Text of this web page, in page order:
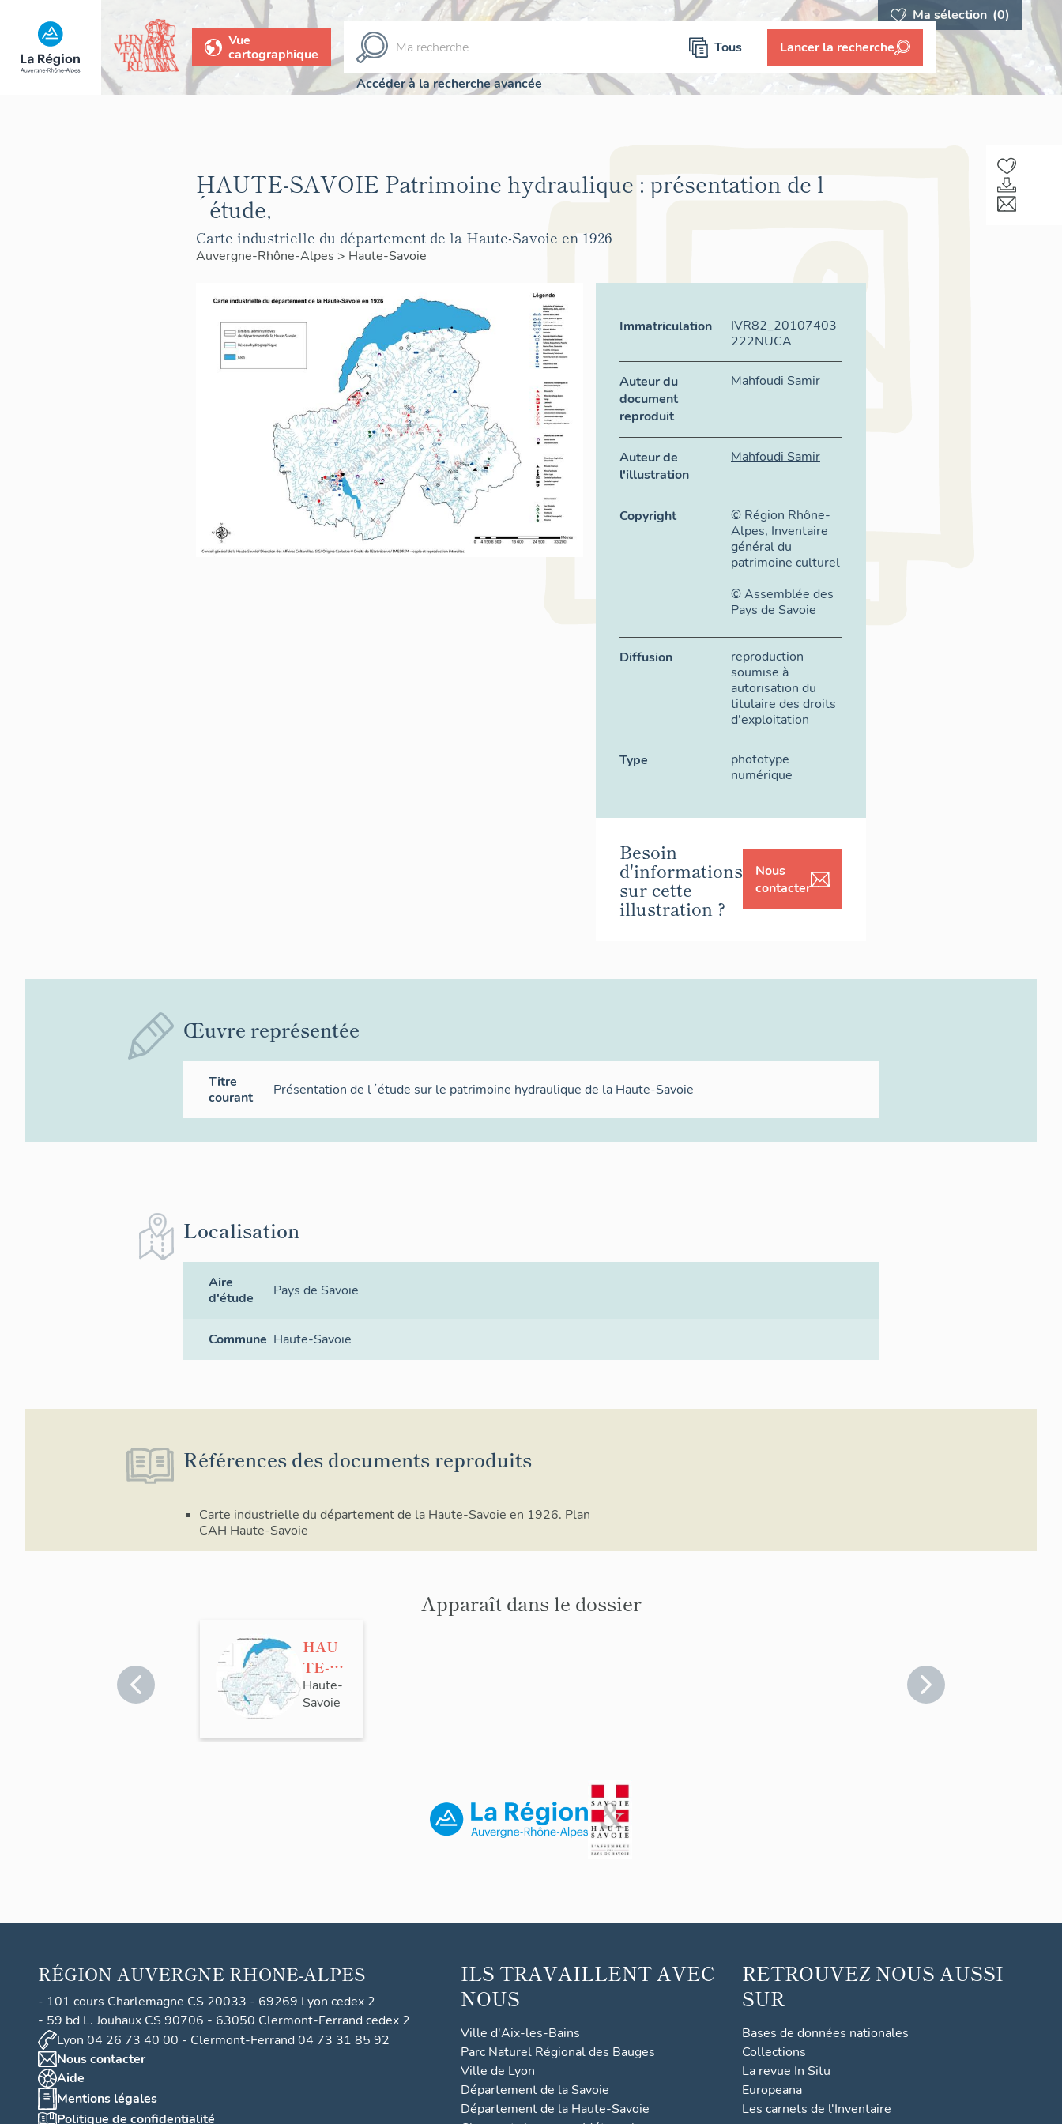
Ma sélection (0)
Vue
cartographique
Tous Lancer la recherche
Accéder à la recherche avancée
HAUTE-SAVOIE Patrimoine hydraulique : présentation de l
´étude,
Carte industrielle du département de la Haute-Savoie en 1926
Auvergne-Rhône-Alpes > Haute-Savoie
Immatriculation
IVR82_20107403
222NUCA
Auteur du
document
reproduit
Mahfoudi Samir
Auteur de
l'illustration
Mahfoudi Samir
Copyright
© Région Rhône-
Alpes, Inventaire
général du
patrimoine culturel
© Assemblée des
Pays de Savoie
Diffusion
reproduction
soumise à
autorisation du
titulaire des droits
d'exploitation
Type
phototype
numérique
Besoin
d'informations
sur cette
illustration ?
Nous
contacter
Œuvre représentée
Titre
courant
Présentation de l´étude sur le patrimoine hydraulique de la Haute-Savoie
Localisation
Aire
d'étude
Pays de Savoie
Commune Haute-Savoie
Références des documents reproduits
Carte industrielle du département de la Haute-Savoie en 1926. Plan
CAH Haute-Savoie
Apparaît dans le dossier
HAU
TE-
SAVO
IE
Haute-
Savoie
RÉGION AUVERGNE RHONE-ALPES
- 101 cours Charlemagne CS 20033 - 69269 Lyon cedex 2
- 59 bd L. Jouhaux CS 90706 - 63050 Clermont-Ferrand cedex 2
Lyon 04 26 73 40 00 - Clermont-Ferrand 04 73 31 85 92
Nous contacter
Aide
Mentions légales
Politique de confidentialité
ILS TRAVAILLENT AVEC
NOUS
Ville d'Aix-les-Bains
Parc Naturel Régional des Bauges
Ville de Lyon
Département de la Savoie
Département de la Haute-Savoie
RETROUVEZ NOUS AUSSI
SUR
Bases de données nationales
Collections
La revue In Situ
Europeana
Les carnets de l'Inventaire